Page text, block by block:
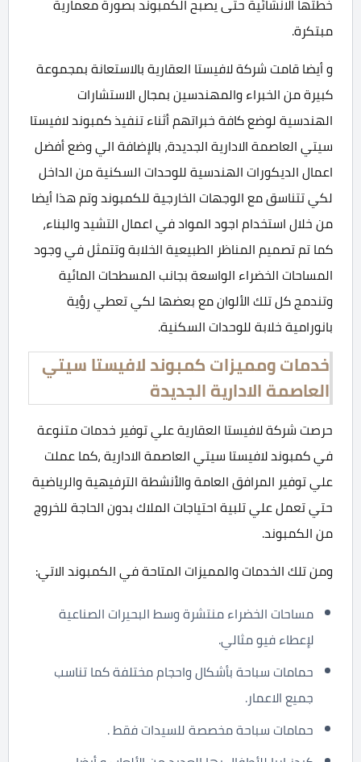
خطتها الانشائية حتى يصبح الكمبوند بصورة معمارية
مبتكرة.
و أيضا قامت شركة لافيستا العقارية بالاستعانة بمجموعة
كبيرة من الخبراء والمهندسين بمجال الاستشارات
الهندسية لوضع كافة خبراتهم أثناء تنفيذ كمبوند لافيستا
سيتي العاصمة الادارية الجديدة، بالإضافة الي وضع أفضل
اعمال الديكورات الهندسية للوحدات السكنية من الداخل
لكي تتناسق مع الوجهات الخارجية للكمبوند وتم هذا أيضا
من خلال استخدام اجود المواد في اعمال التشيد والبناء،
كما تم تصميم المناظر الطبيعية الخلابة وتتمثل في وجود
المساحات الخضراء الواسعة بجانب المسطحات المائية
وتندمج كل تلك الألوان مع بعضها لكي تعطي رؤية
بانورامية خلابة للوحدات السكنية.
خدمات ومميزات كمبوند لافيستا سيتي
العاصمة الادارية الجديدة
حرصت شركة لافيستا العقارية علي توفير خدمات متنوعة
في كمبوند لافيستا سيتي العاصمة الادارية ،كما عملت
علي توفير المرافق العامة والأنشطة الترفيهية والرياضية
حتي تعمل علي تلبية احتياجات الملاك بدون الحاجة للخروج
من الكمبوند.
ومن تلك الخدمات والمميزات المتاحة في الكمبوند الاتي:
مساحات الخضراء منتشرة وسط البحيرات الصناعية
لإعطاء فيو مثالي.
حمامات سباحة بأشكال واحجام مختلفة كما تناسب
جميع الاعمار.
حمامات سباحة مخصصة للسيدات فقط .